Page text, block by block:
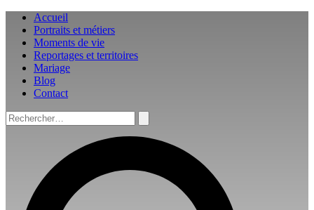
Aller
contenu
Accueil
Portraits et métiers
Moments de vie
Reportages et territoires
Mariage
Blog
Contact
Rechercher :